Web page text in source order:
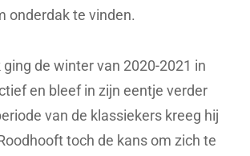
onderdak te vinden.
de winter van 2020-2021 in
en bleef in zijn eentje verder
van de klassiekers kreeg hij
toch de kans om zich te